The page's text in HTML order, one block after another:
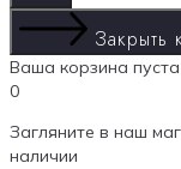
Закрыть
Ваша корзина пуста
0
Загляните в наш
наличии